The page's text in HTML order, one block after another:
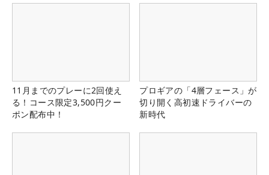
11月までのプレーに2回使え
る！コース限定3,500円クー
ポン配布中！
プロギアの「4層フェース」が
切り開く高初速ドライバーの
新時代